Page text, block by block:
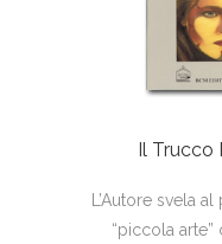
Il Trucco
L’Autore svela
“piccola arte”